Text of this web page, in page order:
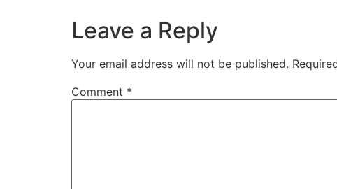
Leave a Reply
Your email address will not be published.
Comment *